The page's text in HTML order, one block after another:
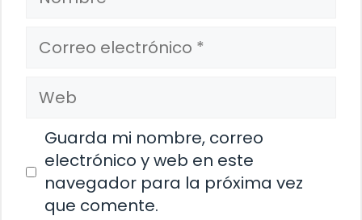
Correo
electrónico
Web
Guarda mi nombre, correo
electrónico y web en este
navegador para la próxima vez
que comente.